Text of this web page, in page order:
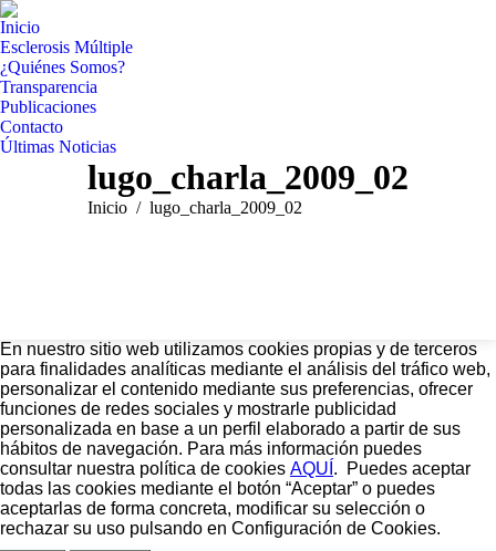
Inicio
Esclerosis Múltiple
¿Quiénes Somos?
Transparencia
Publicaciones
Contacto
Últimas Noticias
lugo_charla_2009_02
Estás aquí:
Inicio lugo_charla_2009_02
En nuestro sitio web utilizamos cookies propias y de terceros
para finalidades analíticas mediante el análisis del tráfico web,
personalizar el contenido mediante sus preferencias, ofrecer
funciones de redes sociales y mostrarle publicidad
personalizada en base a un perfil elaborado a partir de sus
hábitos de navegación. Para más información puedes
consultar nuestra política de cookies AQUÍ . Puedes aceptar
todas las cookies mediante el botón “Aceptar” o puedes
aceptarlas de forma concreta, modificar su selección o
rechazar su uso pulsando en Configuración de Cookies.